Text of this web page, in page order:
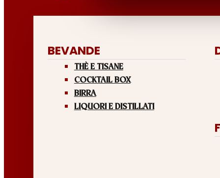
BEVANDE
THÈ E TISANE
COCKTAIL BOX
BIRRA
LIQUORI E DISTILLATI